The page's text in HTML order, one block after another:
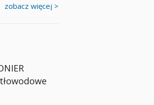
zobacz więcej >